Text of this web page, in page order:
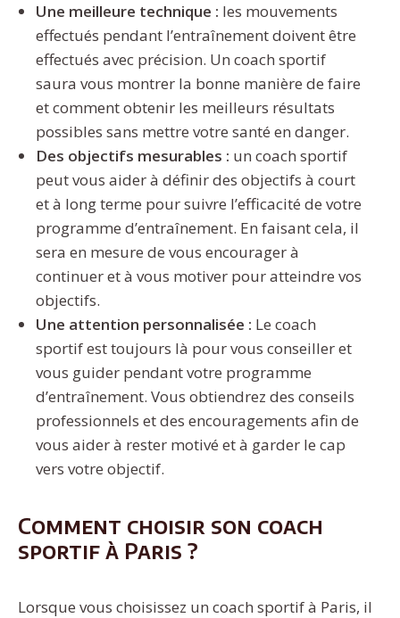
Une meilleure technique : les mouvements
effectués pendant l’entraînement doivent être
effectués avec précision. Un coach sportif
saura vous montrer la bonne manière de faire
et comment obtenir les meilleurs résultats
possibles sans mettre votre santé en danger.
Des objectifs mesurables : un coach sportif
peut vous aider à définir des objectifs à court
et à long terme pour suivre l’efficacité de votre
programme d’entraînement. En faisant cela, il
sera en mesure de vous encourager à
continuer et à vous motiver pour atteindre vos
objectifs.
Une attention personnalisée : Le coach
sportif est toujours là pour vous conseiller et
vous guider pendant votre programme
d’entraînement. Vous obtiendrez des conseils
professionnels et des encouragements afin de
vous aider à rester motivé et à garder le cap
vers votre objectif.
Comment choisir son coach
sportif à Paris ?
Lorsque vous choisissez un coach sportif à Paris, il